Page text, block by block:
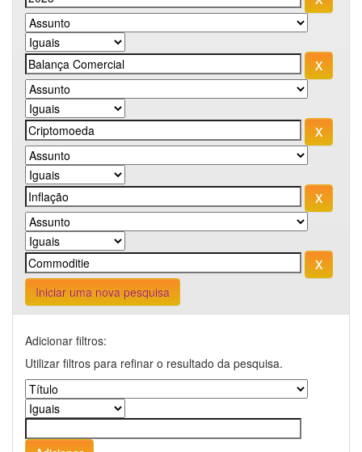
Iniciar uma nova pesquisa
Adicionar filtros:
Utilizar filtros para refinar o resultado da pesquisa.